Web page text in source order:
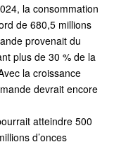
la consommation
de 680,5 millions
provenait du
plus de 30 % de la
la croissance
devrait encore
atteindre 500
d’onces